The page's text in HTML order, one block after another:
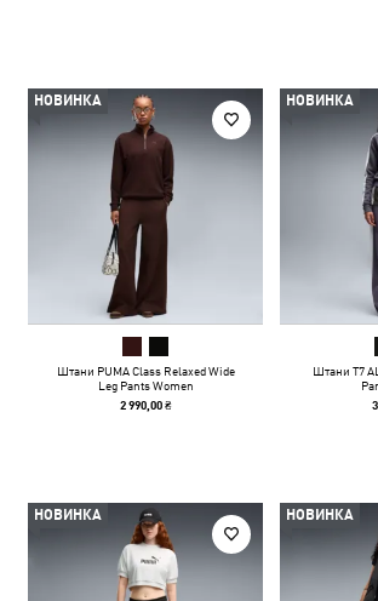
НОВИНКА
Штани PUMA Class Relaxed Wide
Leg Pants Women
2 990,00 ₴
НОВИНКА
Штани T7
НОВИНКА НОВИНКА